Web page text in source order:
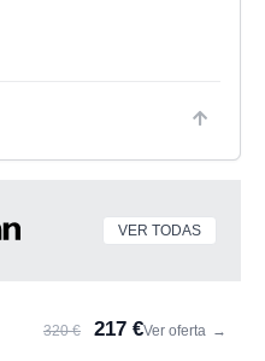
VER TODAS
320 € 217 €Ver oferta →